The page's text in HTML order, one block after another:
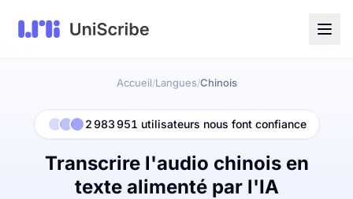
Accueil/Langues/Chinois
2 983 951 utilisateurs nous font confiance
Transcrire l'audio chinois en
texte alimenté par l'IA